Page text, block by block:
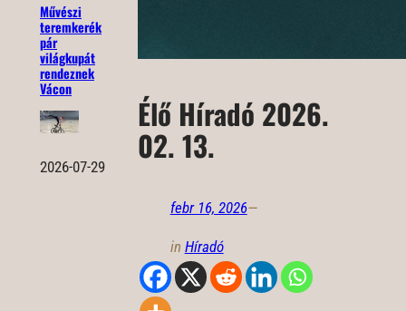
Művészi
teremkerék
pár
világkupát
rendeznek
Vácon
2026-07-29
Élő Híradó 2026.
02. 13.
febr 16, 2026—
in Híradó